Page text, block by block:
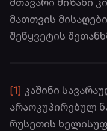
მათთვის
შეწყვეტის
[1] კაშინი
არაოკუპირებულ
რუსეთის